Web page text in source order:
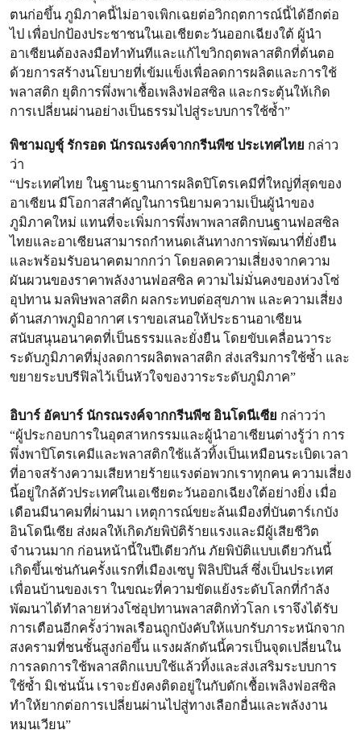
ตนก่อขึ้น ภูมิภาคนี้ไม่อาจเพิกเฉยต่อวิกฤตการณ์นี้ได้อีกต่อ
ไป เพื่อปกป้องประชาชนในเอเชียตะวันออกเฉียงใต้ ผู้นำ
อาเซียนต้องลงมือทำทันทีและแก้ไขวิกฤตพลาสติกที่ต้นตอ
ด้วยการสร้างนโยบายที่เข้มแข็งเพื่อลดการผลิตและการใช้
พลาสติก ยุติการพึ่งพาเชื้อเพลิงฟอสซิล และกระตุ้นให้เกิด
การเปลี่ยนผ่านอย่างเป็นธรรมไปสู่ระบบการใช้ซ้ำ”
พิชามญชุ์ รักรอด นักรณรงค์จากกรีนพีซ ประเทศไทย กล่าว
ว่า
“ประเทศไทย ในฐานะฐานการผลิตปิโตรเคมีที่ใหญ่ที่สุดของ
อาเซียน มีโอกาสสำคัญในการนิยามความเป็นผู้นำของ
ภูมิภาคใหม่ แทนที่จะเพิ่มการพึ่งพาพลาสติกบนฐานฟอสซิล
ไทยและอาเซียนสามารถกำหนดเส้นทางการพัฒนาที่ยั่งยืน
และพร้อมรับอนาคตมากกว่า โดยลดความเสี่ยงจากความ
ผันผวนของราคาพลังงานฟอสซิล ความไม่มั่นคงของห่วงโซ่
อุปทาน มลพิษพลาสติก ผลกระทบต่อสุขภาพ และความเสี่ยง
ด้านสภาพภูมิอากาศ เราขอเสนอให้ประธานอาเซียน
สนับสนุนอนาคตที่เป็นธรรมและยั่งยืน โดยขับเคลื่อนวาระ
ระดับภูมิภาคที่มุ่งลดการผลิตพลาสติก ส่งเสริมการใช้ซ้ำ และ
ขยายระบบรีฟิลไว้เป็นหัวใจของวาระระดับภูมิภาค”
อิบาร์ อัคบาร์ นักรณรงค์จากกรีนพีซ อินโดนีเซีย กล่าวว่า
“ผู้ประกอบการในอุตสาหกรรมและผู้นำอาเซียนต่างรู้ว่า การ
พึ่งพาปิโตรเคมีและพลาสติกใช้แล้วทิ้งเป็นเหมือนระเบิดเวลา
ที่อาจสร้างความเสียหายร้ายแรงต่อพวกเราทุกคน ความเสี่ยง
นี้อยู่ใกล้ตัวประเทศในเอเชียตะวันออกเฉียงใต้อย่างยิ่ง เมื่อ
เดือนมีนาคมที่ผ่านมา เหตุการณ์ขยะล้นเมืองที่บันตาร์เกบัง
อินโดนีเซีย ส่งผลให้เกิดภัยพิบัติร้ายแรงและมีผู้เสียชีวิต
จำนวนมาก ก่อนหน้านี้ในปีเดียวกัน ภัยพิบัติแบบเดียวกันนี้
เกิดขึ้นเช่นกันครั้งแรกที่เมืองเซบู ฟิลิปปินส์ ซึ่งเป็นประเทศ
เพื่อนบ้านของเรา ในขณะที่ความขัดแย้งระดับโลกที่กำลัง
พัฒนาได้ทำลายห่วงโซ่อุปทานพลาสติกทั่วโลก เราจึงได้รับ
การเตือนอีกครั้งว่าพลเรือนถูกบังคับให้แบกรับภาระหนักจาก
สงครามที่ชนชั้นสูงก่อขึ้น แรงผลักดันนี้ควรเป็นจุดเปลี่ยนใน
การลดการใช้พลาสติกแบบใช้แล้วทิ้งและส่งเสริมระบบการ
ใช้ซ้ำ มิเช่นนั้น เราจะยังคงติดอยู่ในกับดักเชื้อเพลิงฟอสซิล
ทำให้ยากต่อการเปลี่ยนผ่านไปสู่ทางเลือกอื่นและพลังงาน
หมุนเวียน”